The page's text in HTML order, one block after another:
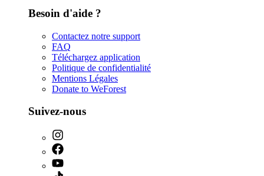
Besoin d'aide ?
Contactez notre support
FAQ
Téléchargez application
Politique de confidentialité
Mentions Légales
Donate to WeForest
Suivez-nous